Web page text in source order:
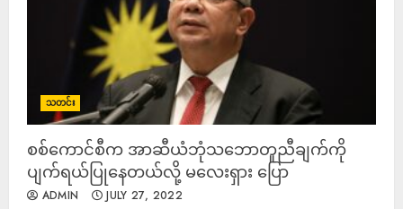
သတင်း
စစ်ကောင်စီက အာဆီယံဘုံသဘောတူညီချက်ကို
ပျက်ရယ်ပြုနေတယ်လို့ မလေးရှား ပြော
ADMIN JULY 27, 2022